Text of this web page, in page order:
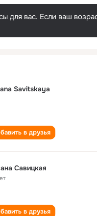
для вас. Если ваш
Savitskaya
в друзья
Савицкая
в друзья